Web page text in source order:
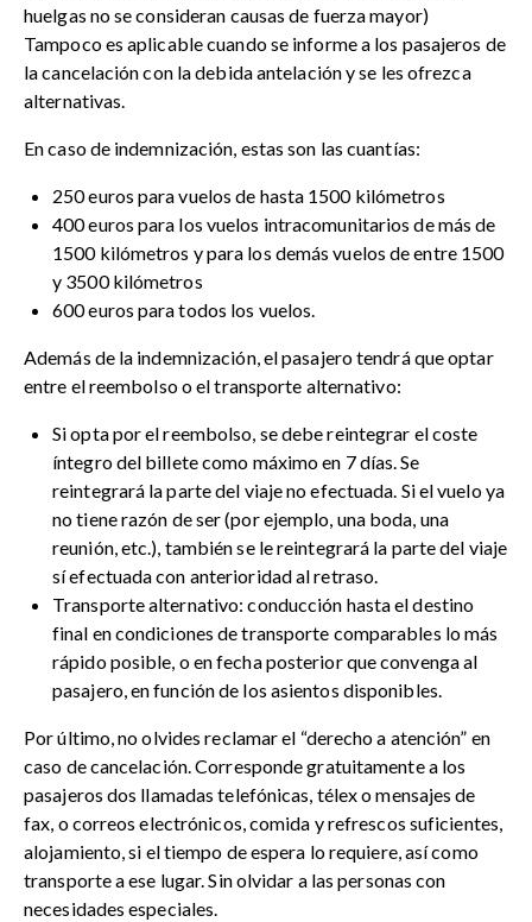
huelgas no se consideran causas de fuerza mayor)
Tampoco es aplicable cuando se informe a los pasajeros de
la cancelación con la debida antelación y se les ofrezca
alternativas.
En caso de indemnización, estas son las cuantías:
250 euros para vuelos de hasta 1500 kilómetros
400 euros para los vuelos intracomunitarios de más de
1500 kilómetros y para los demás vuelos de entre 1500
y 3500 kilómetros
600 euros para todos los vuelos.
Además de la indemnización, el pasajero tendrá que optar
entre el reembolso o el transporte alternativo:
Si opta por el reembolso, se debe reintegrar el coste
íntegro del billete como máximo en 7 días. Se
reintegrará la parte del viaje no efectuada. Si el vuelo ya
no tiene razón de ser (por ejemplo, una boda, una
reunión, etc.), también se le reintegrará la parte del viaje
sí efectuada con anterioridad al retraso.
Transporte alternativo: conducción hasta el destino
final en condiciones de transporte comparables lo más
rápido posible, o en fecha posterior que convenga al
pasajero, en función de los asientos disponibles.
Por último, no olvides reclamar el “derecho a atención” en
caso de cancelación. Corresponde gratuitamente a los
pasajeros dos llamadas telefónicas, télex o mensajes de
fax, o correos electrónicos, comida y refrescos suficientes,
alojamiento, si el tiempo de espera lo requiere, así como
transporte a ese lugar. Sin olvidar a las personas con
necesidades especiales.